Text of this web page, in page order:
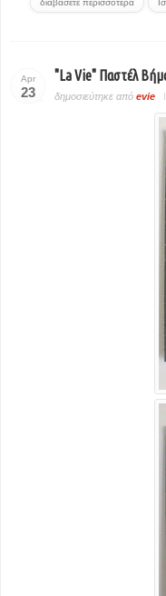
διαβάσετε περισσοτερα
Apr
23
"La Vie" Παστέλ
δημοσιεύτηκε από evie